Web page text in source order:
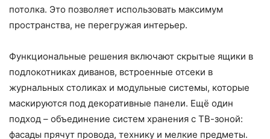
потолка. Это позволяет использовать максимум
пространства, не перегружая интерьер.
Функциональные решения включают скрытые ящики в
подлокотниках диванов, встроенные отсеки в
журнальных столиках и модульные системы, которые
маскируются под декоративные панели. Ещё один
подход – объединение систем хранения с ТВ-зоной:
фасады прячут провода, технику и мелкие предметы.